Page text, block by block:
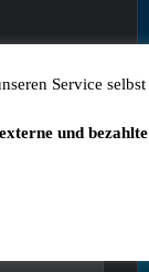
Service selbst
und bezahlte